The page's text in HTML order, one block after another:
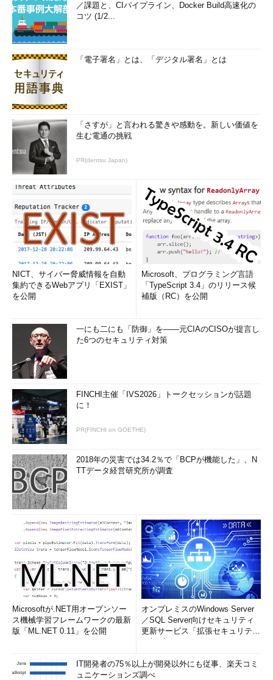
／課題と、CIパイプライン、Docker Build高速化の
コツ (1/2...
「電子署名」とは、「デジタル署名」とは
「さすが」と言われる驚きや感動を。新しい価値を
生む電通の挑戦
PR(dentsu Japan)
NICT、サイバー脅威情報を自動
集約できるWebアプリ「EXIST」
を公開
Microsoft、プログラミング言語
「TypeScript 3.4」のリリース候
補版（RC）を公開
一にも二にも「防御」を――元CIAのCISOが提言し
た6つのセキュリティ対策
FINCHI主催「IVS2026」トークセッションが話題
に！
PR(FINCHI on GOETHE)
2018年の災害では34.2％で「BCPが機能した」、N
TTデータ経営研究所が調査
Microsoftが.NET用オープンソー
ス機械学習フレームワークの最新
版「ML.NET 0.11」を公開
オンプレミスのWindows Server
／SQL Server向けセキュリティ
更新サービス「拡張セキュリティ
IT開発者の75％以上が開発以外にも従事、楽天コミ
ュニケーションズ調べ